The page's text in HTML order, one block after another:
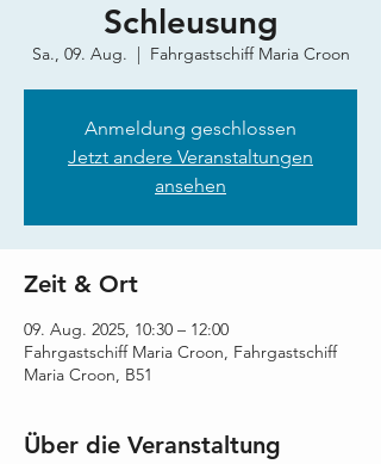
Schleusung
Sa., 09. Aug.
  |
Fahrgastschiff Maria Croon
Anmeldung geschlossen
Jetzt andere Veranstaltungen
ansehen
Zeit & Ort
09. Aug. 2025, 10:30 – 12:00
Fahrgastschiff Maria Croon, Fahrgastschiff
Maria Croon, B51
Über die Veranstaltung